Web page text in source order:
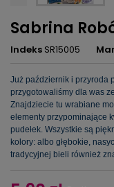
Sabrina
Indeks SR15005
Już październik i przyroda
przygotowaliśmy dla was
Znajdziecie tu wrabiane
elementy przypominające
pudełek. Wszystkie są
kolory: albo głębokie,
tradycyjnej bieli również